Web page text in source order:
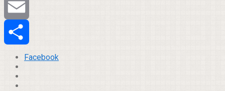
Tumblr
Email
Compartilhar
Facebook